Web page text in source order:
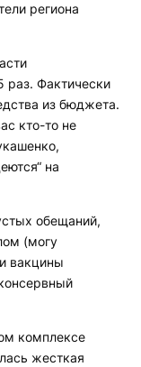
региона
раз. Фактически
из бюджета.
кто-то не
на
обещаний,
(могу
вакцины
комплексе
жесткая